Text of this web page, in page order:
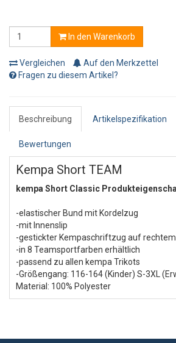
In den Warenkorb
Vergleichen
Auf den Merkzettel
Fragen zu diesem Artikel?
Beschreibung Artikelspezifikation
Bewertungen
Kempa Short TEAM
kempa Short Classic
-elastischer Bund mit Kordelzug
-mit Innenslip
-gestickter Kempaschriftzug auf
-in 8 Teamsportfarben erhältlich
-passend zu allen kempa Trikots
-Größengang: 116-164 (Kinder) S-3XL
Material: 100% Polyester